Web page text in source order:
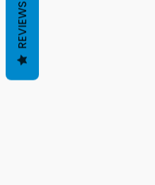
REVIEWS